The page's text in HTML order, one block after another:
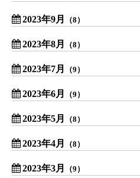
2023年9月 （8）
2023年8月 （8）
2023年7月 （9）
2023年6月 （9）
2023年5月 （8）
2023年4月 （8）
2023年3月 （9）